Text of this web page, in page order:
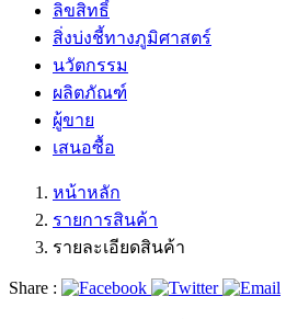
ลิขสิทธิ์
สิ่งบ่งชี้ทางภูมิศาสตร์
นวัตกรรม
ผลิตภัณฑ์
ผู้ขาย
เสนอซื้อ
หน้าหลัก
รายการสินค้า
รายละเอียดสินค้า
Share :